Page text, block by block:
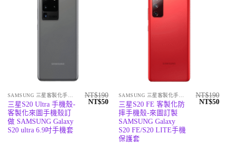
三星S20 Ultra 手機殼-
客製化來圖手機殼訂
做 SAMSUNG Galaxy
S20 ultra 6.9吋手機套
NT$190
原
NT$50目
格：
NT$50。
三星S20 FE 客製化防
摔手機殼-來圖訂製
SAMSUNG Galaxy
S20 FE/S20 LITE手機
保護套
NT$190
原
NT$50目